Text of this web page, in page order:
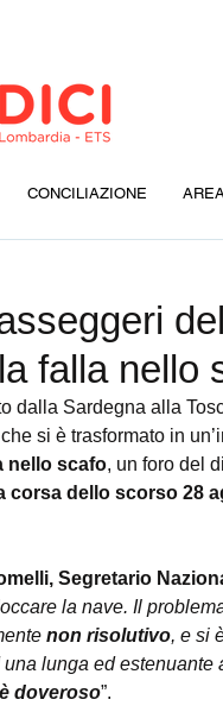
CONCILIAZIONE
falla nello
dalla Sardegna alla
si è trasformato in
nello scafo, un foro del
corsa dello scorso 28
Segretario
la nave. Il
non risolutivo, e si
lunga ed estenuante
è doveroso”.